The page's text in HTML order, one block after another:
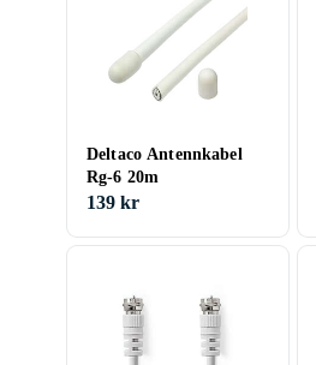
Deltaco Antennkabel
Rg-6 20m
139 kr